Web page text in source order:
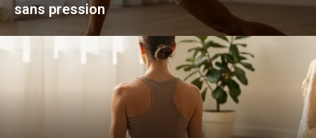
sans pression